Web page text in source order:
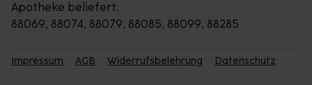
Apotheke beliefert:
88069, 88074, 88079, 88085, 88099, 88285
Impressum AGB Widerrufsbelehrung Datenschutz